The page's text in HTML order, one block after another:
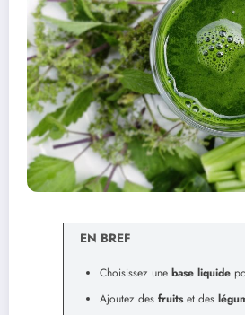
EN BREF
Choisissez une base liquide
Ajoutez des fruitset des